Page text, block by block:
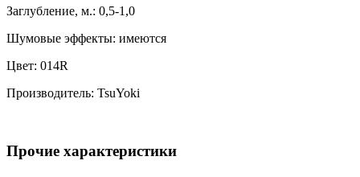
Заглубление, м.: 0,5-1,0
Шумовые эффекты: имеются
Цвет: 014R
Производитель: TsuYoki
Прочие характеристики